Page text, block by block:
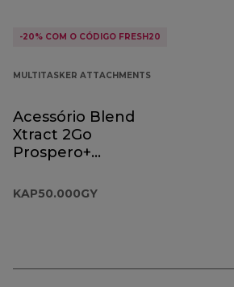
-20% COM O CÓDIGO FRESH20
MULTITASKER ATTACHMENTS
Acessório Blend
Xtract 2Go
Prospero+
KAP50.000GY